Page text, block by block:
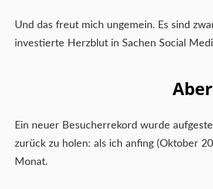
Und das freut mich ungemein. Es sind
investierte Herzblut in Sachen Social
Ein neuer Besucherrekord wurde
zurück zu holen: als ich anfing (Oktober
Monat.